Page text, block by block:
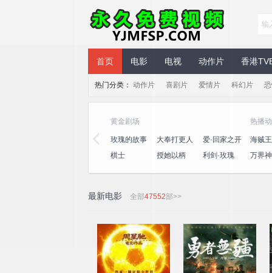
永久免费视频
首页 电影 电视 动作片 香港
热门分类： 动作片 喜剧片 爱情片 科幻片
黄金剧场
玫瑰的故事 大奉打更人
爱·回家之开
心速递
棋士 授她以柄 利剑·玫瑰
热播
海贼
王
万界
最新电影 全部47552部>>